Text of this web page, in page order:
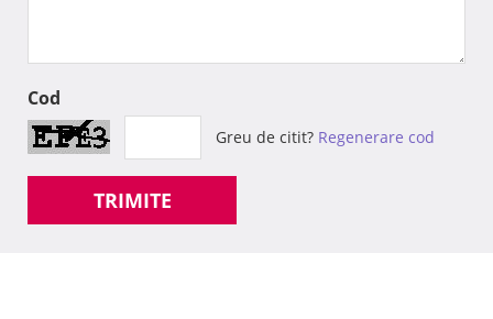
Cod
Greu de citit? Regenerare cod
TRIMITE